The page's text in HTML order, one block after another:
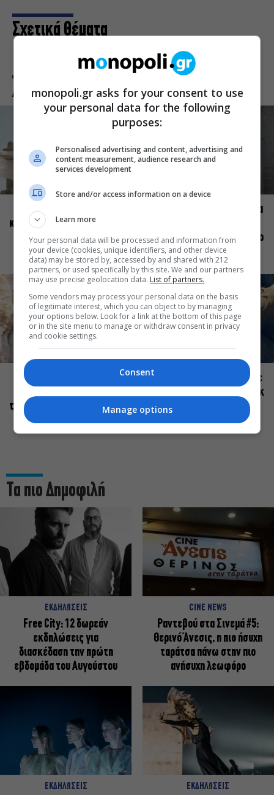
Σχετικά Θέματα
Δες κι αυτό
Ελεάνα Ανδρεούδη: Κάθε
καλλιτέχνης όταν ανεβαίνει
στη σκηνή οφείλει να
αισθάνεται σταρ
ΠΡΟΣΩΠΑ
Βαγγέλης Μπίκος: Έμαθα να
πάνω στη σκηνή και όχι στο
πως χορεύω
ΠΡΟΣΩΠΑ
Tάσος Ιορδανίδης: Νιώθω
ταπεινή στάση απέναντι στα
πράγματα
ΠΡΟΣΩΠΑ
Γιάννης Νιάρρος: Τελείωσε
για μένα το κομμάτι του ροκ
Τα πιο Δημοφιλή
ΕΚΔΗΛΩΣΕΙΣ
Free City: 12 δωρεάν
εκδηλώσεις για
διασκέδαση την πρώτη
εβδομάδα του Αυγούστου
CINE NEWS
Ραντεβού στα Σινεμά #5:
Θερινό Άνεσις, η πιο ήσυχη
ταράτσα πάνω στην πιο
ανήσυχη λεωφόρο
ΕΚΔΗΛΩΣΕΙΣ ΕΚΔΗΛΩΣΕΙΣ
monopoli.gr asks for your consent to use
your personal data for the following
purposes:
Personalised advertising and content, advertising and
content measurement, audience research and
services development
Store and/or access information on a device
Learn more
Your personal data will be processed and information from
your device (cookies, unique identifiers, and other device
data) may be stored by, accessed by and shared with 212
partners, or used specifically by this site. We and our partners
may use precise geolocation data. List of partners.
Some vendors may process your personal data on the basis
of legitimate interest, which you can object to by managing
your options below. Look for a link at the bottom of this page
or in the site menu to manage or withdraw consent in privacy
and cookie settings.
Consent
Manage options